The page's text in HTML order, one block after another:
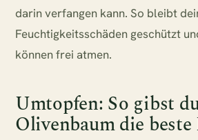
darin verfangen kann. So bleibt
Feuchtigkeitsschäden geschützt
können frei atmen.
Umtopfen: So gibst
Olivenbaum die beste